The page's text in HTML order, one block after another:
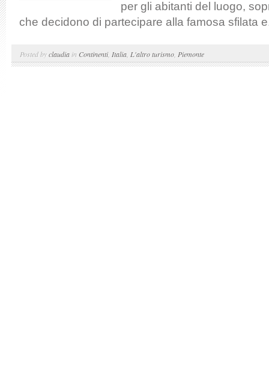
per gli abitanti del luogo,
che decidono di partecipare alla famosa sfilata
Posted byclaudia in Continenti, Italia L'altro turismo Piemonte